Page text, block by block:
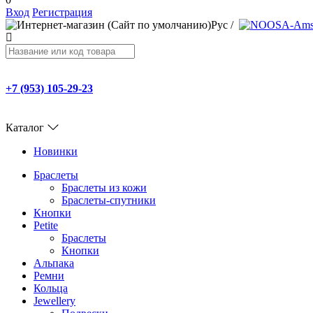
Вход Регистрация
Рус /
+7 (953) 105-29-23
Каталог
Новинки
Браслеты
Браслеты из кожи
Браслеты-спутники
Кнопки
Petite
Браслеты
Кнопки
Альпака
Ремни
Кольца
Jewellery